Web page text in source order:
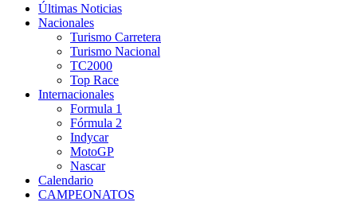
Últimas Noticias
Nacionales
Turismo Carretera
Turismo Nacional
TC2000
Top Race
Internacionales
Formula 1
Fórmula 2
Indycar
MotoGP
Nascar
Calendario
CAMPEONATOS